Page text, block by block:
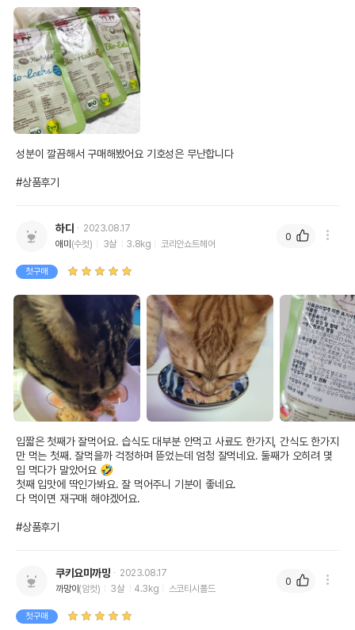
성분이 깔끔해서 구매해봤어요 기호성은 무난합니다
#상품후기
하다
2023.08.17
애미 (수컷) 3살 3.8kg 코리안쇼트헤어
첫구매
입짧은 첫째가 잘먹어요. 습식도 대부분 안먹고 사료도 한가지, 간식도 한가지
만 먹는 첫째. 잘먹을까 걱정하며 뜯었는데 엄청 잘먹네요. 둘째가 오히려 몇
입 먹다가 말았어요 🤣
첫째 입맛에 딱인가봐요. 잘 먹어주니 기분이 좋네요.
다 먹이면 재구매 해야겠어요.
#상품후기
0
쿠키요미까망
2023.08.17
까망이 (암컷) 3살 4.3kg 스코티시폴드
첫구매
0